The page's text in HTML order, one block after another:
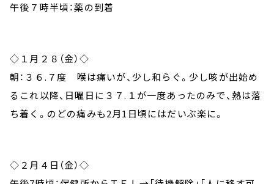
午後７時半頃：薬の到着
◇１月２８（金）◇
朝：３６.７度 喉は痛いが、少し和らぐ。少し咳が出始め
るこれ以降、日曜日に３７.１が一度あったのみで、熱は落
ち着く。のどの痛みも2月1日頃にはだいぶ楽に。
◇２月４日（金）◇